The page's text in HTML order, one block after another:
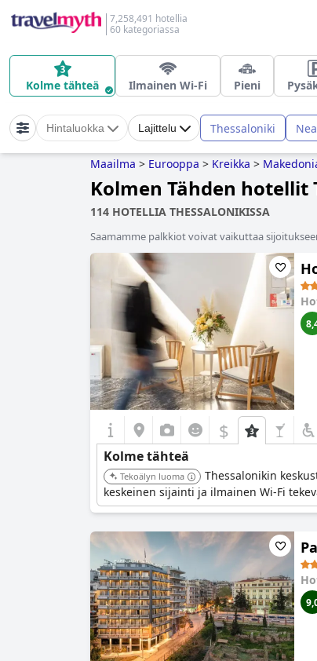
7,258,491 hotellia
60 kategoriassa
Kolme tähteä Ilmainen Wi-Fi Pieni
Hintaluokka Lajittelu Thessaloniki
Maailma > Eurooppa > Kreikka >
Kolmen Tähden hotellit
114 HOTELLIA THESSALONIKISSA
Saamamme palkkiot voivat vaikuttaa
$
Kolme tähteä
Tekoälyn luoma
Thessalonikin
keskeinen sijainti ja ilmainen Wi-Fi